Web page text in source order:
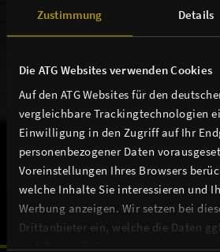
Zustimmung Details
Die ATG Websites verwenden Cookies
Auf den ATG Websites für den
vergleichbare Trackingtechnologien
Einwilligung in den Zugriff auf Ihr
personenbezogener Daten
Voreinstellungen Ihres Browsers
welche Inhalte Sie interessieren und
Werbung anzeigen. Wir setzen bei
Drittanbieter ein, welche die Daten
THEATER / ANFAHRT / SERVICE
TICKETS
NEWSLETTER